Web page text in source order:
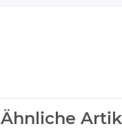
Ähnliche